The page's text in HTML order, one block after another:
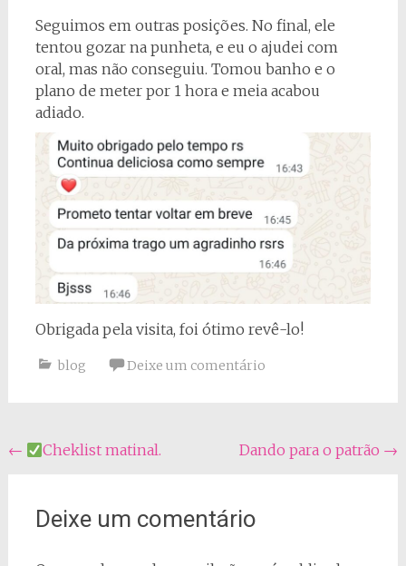
Seguimos em outras posições. No final, ele
tentou gozar na punheta, e eu o ajudei com
oral, mas não conseguiu. Tomou banho e o
plano de meter por 1 hora e meia acabou
adiado.
Obrigada pela visita, foi ótimo revê-lo!
blog Deixe um comentário
Navegação
post
← Cheklist matinal. Dando para o patrão →
Deixe um comentário